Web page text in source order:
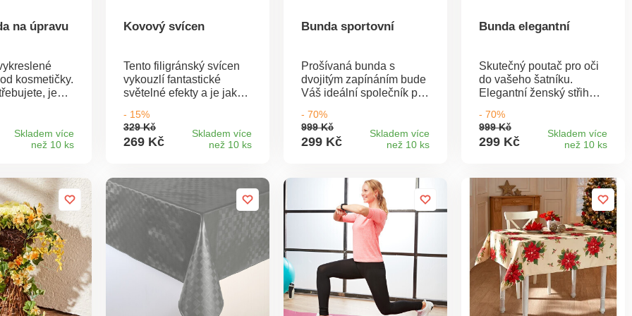
na úpravu
kosmetičky.
je
na
1 speciální
Záruka
nůžky + břitva
Skladem více
než 10 ks
Kovový svícen
Tento filigránský svícen
vykouzlí fantastické
světelné efekty a je jako
výzdobu stolu při různých
příležitostech.
- 15%
329 Kč
269 Kč
Skladem více
než 10 ks
Bunda sportovní
Prošívaná bunda s
dvojitým zapínáním bude
Váš ideální společník pro
čerstvém vzduchu. Její
stojatý límec a velká
kapuce Vás ochrání před
přečkáte chladné počasí
v teple. Délka 80 cm.
Materiál: 100% polyester.
- 70%
999 Kč
299 Kč
Skladem více
než 10 ks
Bunda elegantní
Skutečný poutač pro oči
do vašeho šatníku.
Elegantní ženský střih
prošití dodá vaší siluetě
švih. Délka 80 cm.
Materiál: 100% polyester.
- 70%
999 Kč
299 Kč
Skladem více
než 10 ks